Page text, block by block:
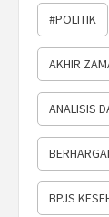
#POLITIK
AKHIR
ANALISIS
BPJS